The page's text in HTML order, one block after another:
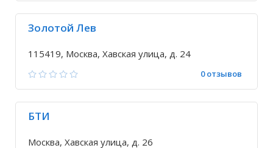
Золотой Лев
115419, Москва, Хавская улица, д. 24
0 отзывов
БТИ
Москва, Хавская улица, д. 26